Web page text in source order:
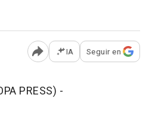
Abrir opciones para
IA Seguir en
PRESS) -